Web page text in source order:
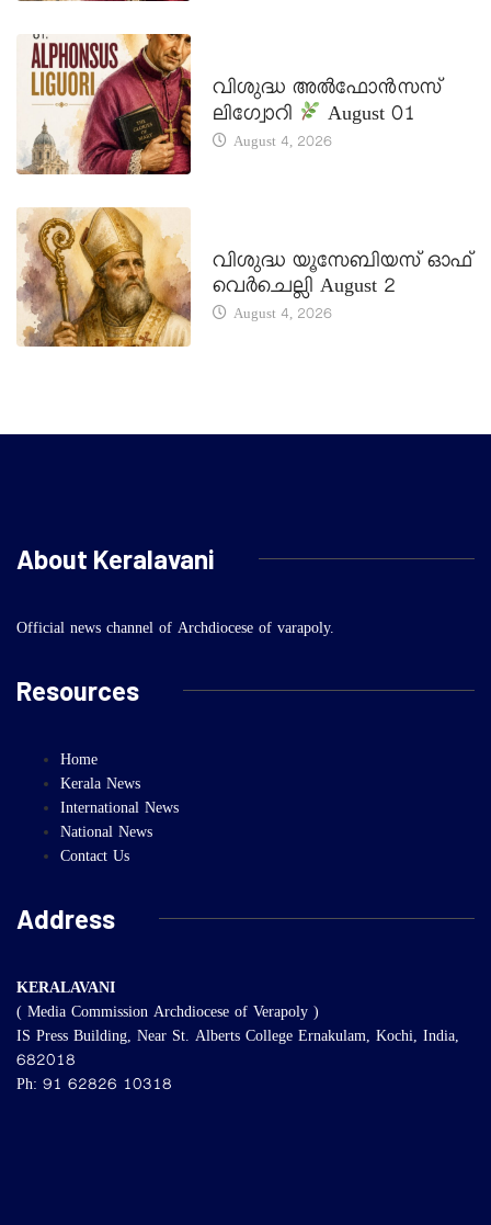
വിശുദ്ധ അൽഫോൻസസ്
ലിഗ്വോറി
August 01
August 4, 2026
വിശുദ്ധ യൂസേബിയസ് ഓഫ്
വെർചെല്ലി August 2
August 4, 2026
About Keralavani
Official news channel of Archdiocese of varapoly.
Resources
Home
Kerala News
International News
National News
Contact Us
Address
KERALAVANI
( Media Commission Archdiocese of Verapoly )
IS Press Building, Near St. Alberts College Ernakulam, Kochi, India,
682018
Ph: 91 62826 10318